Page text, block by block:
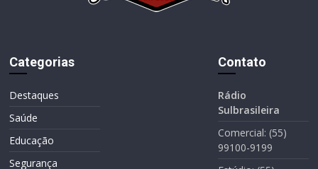
Categorias
Destaques
Saúde
Educação
Segurança
Contato
Rádio
Sulbrasileira
Comercial: (55)
99100-9199